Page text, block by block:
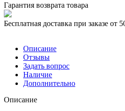
Гарантия возврата товара
Бесплатная доставка при заказе от
Описание
Отзывы
Задать вопрос
Наличие
Дополнительно
Описание